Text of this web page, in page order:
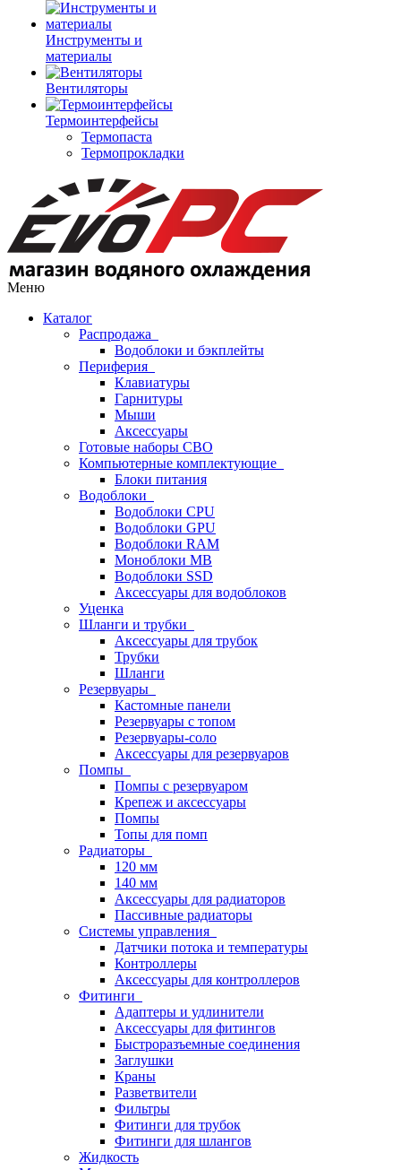
Инструменты и
материалы
Вентиляторы
Термоинтерфейсы
Термопаста
Термопрокладки
Меню
Каталог
Распродажа
Водоблоки и бэкплейты
Периферия
Клавиатуры
Гарнитуры
Мыши
Аксессуары
Готовые наборы СВО
Компьютерные комплектующие
Блоки питания
Водоблоки
Водоблоки CPU
Водоблоки GPU
Водоблоки RAM
Моноблоки MB
Водоблоки SSD
Аксессуары для водоблоков
Уценка
Шланги и трубки
Аксессуары для трубок
Трубки
Шланги
Резервуары
Кастомные панели
Резервуары с топом
Резервуары-соло
Аксессуары для резервуаров
Помпы
Помпы с резервуаром
Крепеж и аксессуары
Помпы
Топы для помп
Радиаторы
120 мм
140 мм
Аксессуары для радиаторов
Пассивные радиаторы
Системы управления
Датчики потока и температуры
Контроллеры
Аксессуары для контроллеров
Фитинги
Адаптеры и удлинители
Аксессуары для фитингов
Быстроразъемные соединения
Заглушки
Краны
Разветвители
Фильтры
Фитинги для трубок
Фитинги для шлангов
Жидкость